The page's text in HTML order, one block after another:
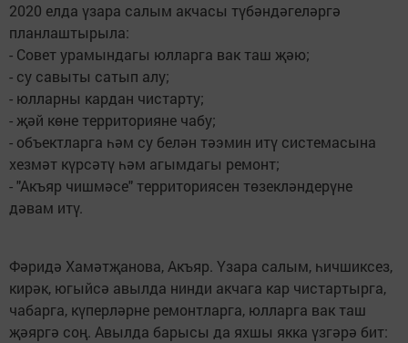
2020 елда үзара салым акчасы түбәндәгеләргә
планлаштырыла:
- Совет урамындагы юлларга вак таш җәю;
- су савыты сатып алу;
- юлларны кардан чистарту;
- җәй көне территорияне чабу;
- объектларга һәм су белән тәэмин итү системасына
хезмәт күрсәтү һәм агымдагы ремонт;
- "Акъяр чишмәсе" территориясен төзекләндерүне
дәвам итү.
Фәридә Хамәтҗанова, Акъяр. Үзара салым, һичшиксез,
кирәк, югыйсә авылда нинди акчага кар чистартырга,
чабарга, күперләрне ремонтларга, юлларга вак таш
җәяргә соң. Авылда барысы да яхшы якка үзгәрә бит: